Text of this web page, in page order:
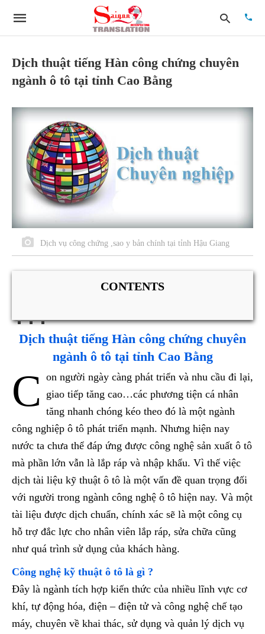
Dịch thuật tiếng Hàn công chứng chuyên
ngành ô tô tại tỉnh Cao Bằng
Dịch vụ công chứng ,sao y bản chính tại tỉnh Hậu Giang
CONTENTS
Dịch thuật tiếng Hàn công chứng chuyên
ngành ô tô tại tỉnh Cao Bằng
C on người ngày càng phát triển và nhu cầu đi lại,
giao tiếp tăng cao…các phương tiện cá nhân
tăng nhanh chóng kéo theo đó là một ngành
công nghiệp ô tô phát triển mạnh. Nhưng hiện nay
nước ta chưa thể đáp ứng được công nghệ sản xuất ô tô
mà phần lớn vẫn là lắp ráp và nhập khẩu. Vì thế việc
dịch tài liệu kỹ thuật ô tô là một vấn đề quan trọng đối
với người trong ngành công nghệ ô tô hiện nay. Và một
tài liệu được dịch chuẩn, chính xác sẽ là một công cụ
hỗ trợ đắc lực cho nhân viên lắp ráp, sửa chữa cũng
như quá trình sử dụng của khách hàng.
Công nghệ kỹ thuật ô tô là gì ?
Đây là ngành tích hợp kiến thức của nhiều lĩnh vực cơ
khí, tự động hóa, điện – điện tử và công nghệ chế tạo
máy, chuyên về khai thác, sử dụng và quản lý dịch vụ